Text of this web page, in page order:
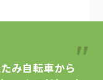
み自転車から